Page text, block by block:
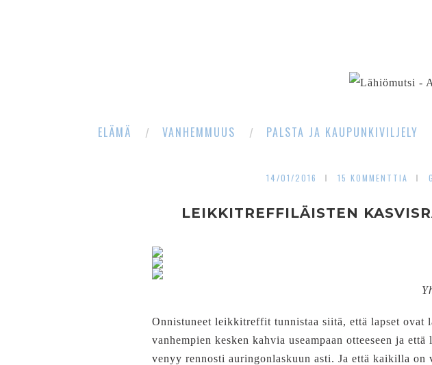
ELÄMÄ VANHEMMUUS PALSTA JA KAUPUNKIVILJELY
14/01/2016 15 KOMMENTTIA
LEIKKITREFFILÄISTEN
Onnistuneet leikkitreffit tunnistaa siitä, että lapset ovat
vanhempien kesken kahvia useampaan otteeseen ja
venyy rennosti auringonlaskuun asti. Ja että kaikilla